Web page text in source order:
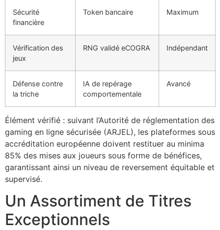
Sécurité
financière
Token bancaire Maximum
Vérification des
jeux
RNG validé eCOGRA Indépendant
Défense contre
la triche
IA de repérage
comportementale
Avancé
Élément vérifié : suivant l’Autorité de réglementation des
gaming en ligne sécurisée (ARJEL), les plateformes sous
accréditation européenne doivent restituer au minima
85% des mises aux joueurs sous forme de bénéfices,
garantissant ainsi un niveau de reversement équitable et
supervisé.
Un Assortiment de Titres
Exceptionnels